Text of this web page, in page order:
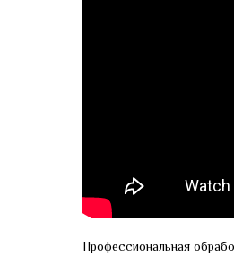
Профессиональная